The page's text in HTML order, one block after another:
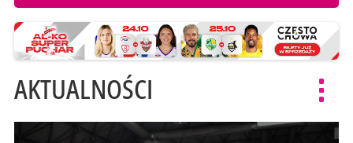
AKTUALNOŚCI